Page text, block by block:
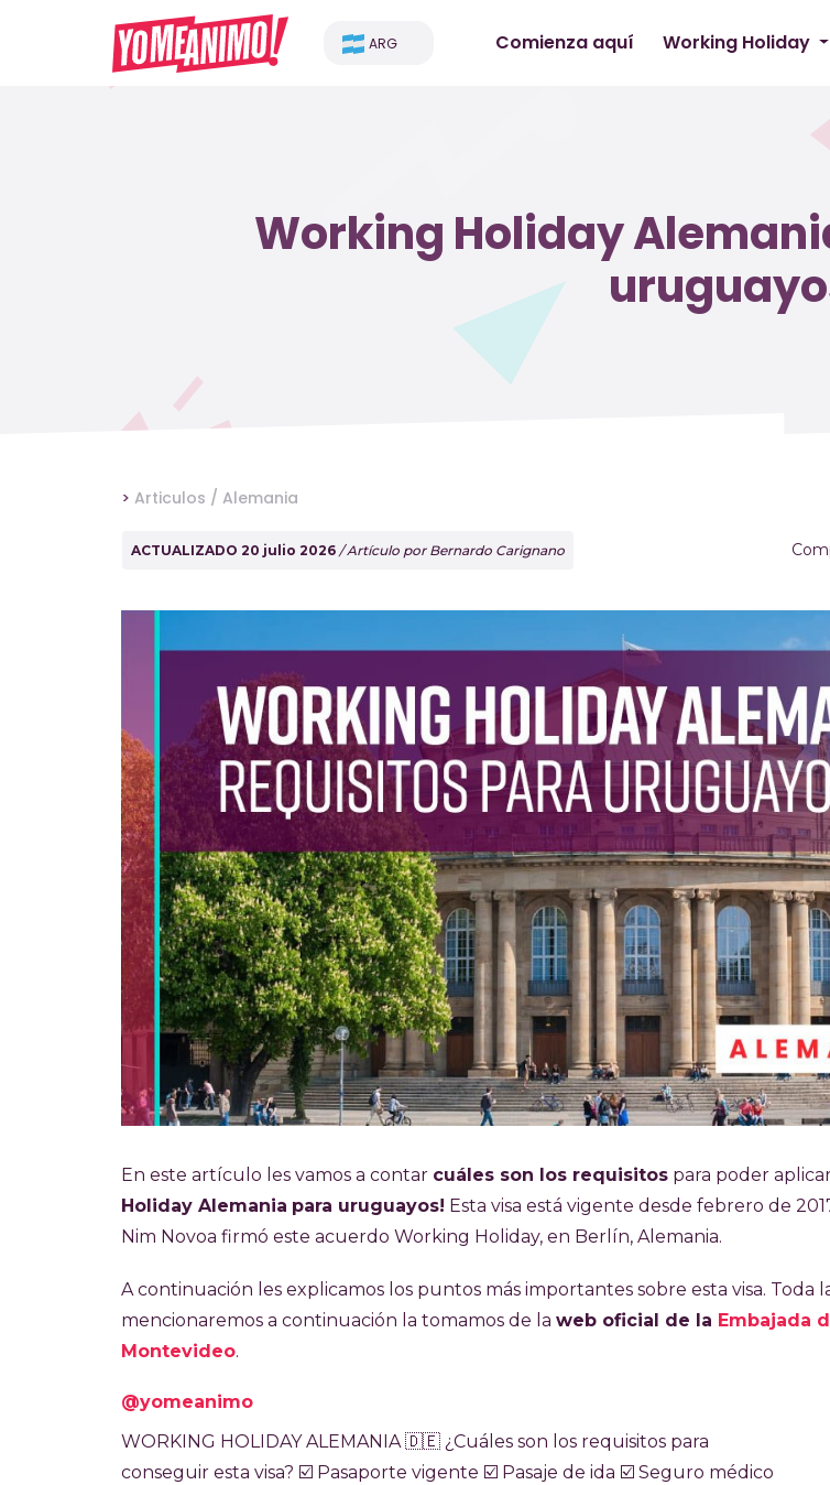
ARG Comienza aquí Working Holiday
Working Holiday
> Articulos / Alemania
ACTUALIZADO 20 julio 2026 / Artículo por Bernardo Carignano
En este artículo les vamos a contar cuáles son los requisitos para poder
Holiday Alemania para uruguayos! Esta visa está vigente desde febrero de
Nim Novoa firmó este acuerdo Working Holiday, en Berlín, Alemania.
A continuación les explicamos los puntos más importantes sobre esta visa. Toda
mencionaremos a continuación la tomamos de la web oficial de la Embajada
Montevideo.
@yomeanimo
WORKING HOLIDAY ALEMANIA 🇩🇪​ ¿Cuáles son los requisitos para
conseguir esta visa? ☑️​ Pasaporte vigente ☑️​ Pasaje de ida ☑️​ Seguro médico